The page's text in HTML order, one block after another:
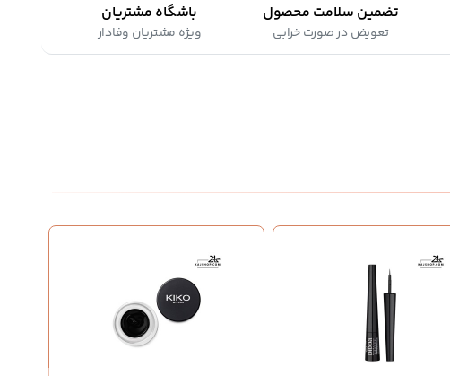
تضمین سلامت محصول
تعویض در صورت خرابی
باشگاه مشتریان
ویژه مشتریان وفادار